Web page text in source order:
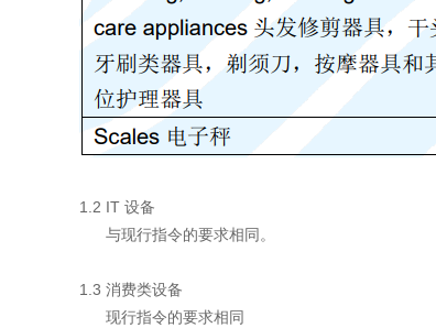
1.2 IT 设备
与现行指令的要求相同。
1.3 消费类设备
现行指令的要求相同